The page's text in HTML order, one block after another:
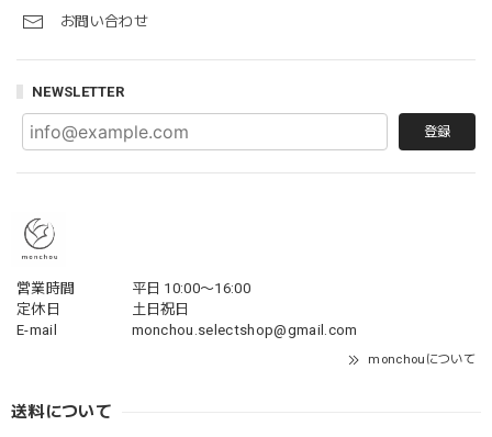
お問い合わせ
NEWSLETTER
登録
営業時間
平日 10:00〜16:00
定休日
土日祝日
E-mail
monchou.selectshop@gmail.com
monchouについて
送料について